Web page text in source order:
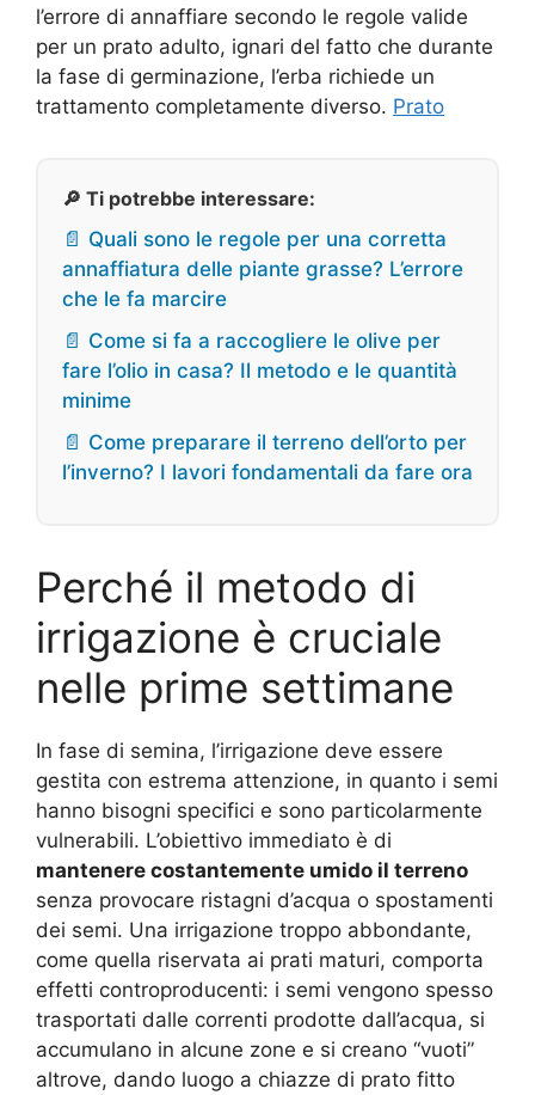
l’errore di annaffiare secondo le regole valide
per un prato adulto, ignari del fatto che durante
la fase di germinazione, l’erba richiede un
trattamento completamente diverso. Prato
🔎 Ti potrebbe interessare:
📄 Quali sono le regole per una corretta
annaffiatura delle piante grasse? L’errore
che le fa marcire
📄 Come si fa a raccogliere le olive per
fare l’olio in casa? Il metodo e le quantità
minime
📄 Come preparare il terreno dell’orto per
l’inverno? I lavori fondamentali da fare ora
Perché il metodo di
irrigazione è cruciale
nelle prime settimane
In fase di semina, l’irrigazione deve essere
gestita con estrema attenzione, in quanto i semi
hanno bisogni specifici e sono particolarmente
vulnerabili. L’obiettivo immediato è di
mantenere costantemente umido il terreno
senza provocare ristagni d’acqua o spostamenti
dei semi. Una irrigazione troppo abbondante,
come quella riservata ai prati maturi, comporta
effetti controproducenti: i semi vengono spesso
trasportati dalle correnti prodotte dall’acqua, si
accumulano in alcune zone e si creano “vuoti”
altrove, dando luogo a chiazze di prato fitto